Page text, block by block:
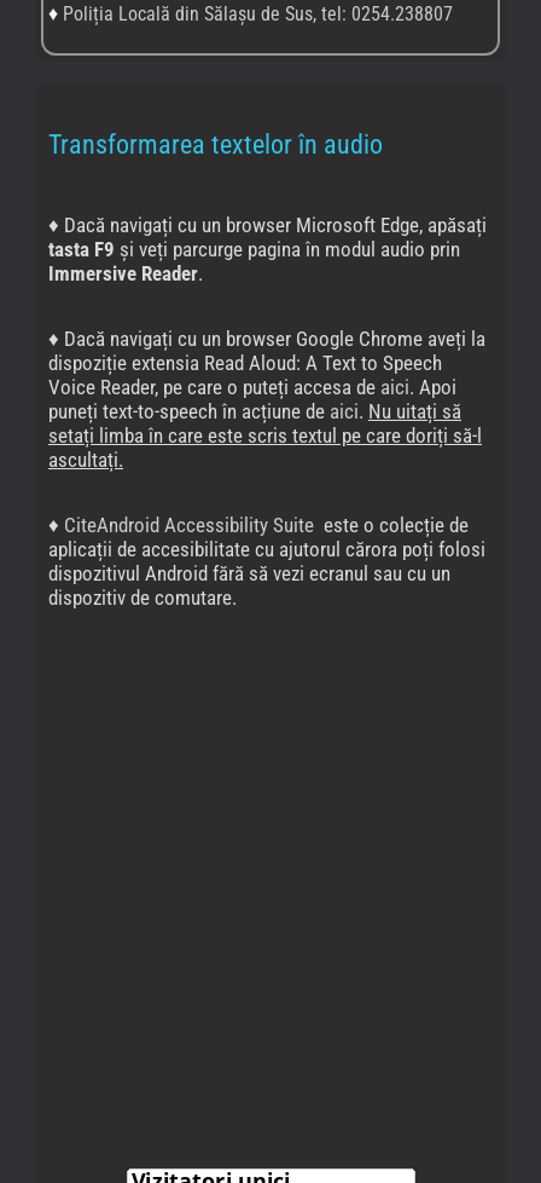
♦ Poliția Locală din Sălașu de Sus, tel: 0254.238807
Transformarea textelor în audio
♦ Dacă navigați cu un browser Microsoft Edge, apăsați
tasta F9 și veți parcurge pagina în modul audio prin
Immersive Reader.
♦ Dacă navigați cu un browser Google Chrome aveți la
dispoziție extensia Read Aloud: A Text to Speech
Voice Reader, pe care o puteți accesa de aici. Apoi
puneți text-to-speech în acțiune de aici. Nu uitați să
setați limba în care este scris textul pe care doriți să-l
ascultați.
♦ CiteAndroid Accessibility Suite este o colecție de
aplicații de accesibilitate cu ajutorul cărora poți folosi
dispozitivul Android fără să vezi ecranul sau cu un
dispozitiv de comutare.